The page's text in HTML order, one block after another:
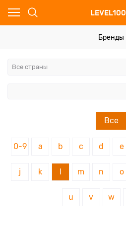
LEVEL100
Бренды
Все
0-9 a b c d e
j k m n o
u v w
Ваш город - Москва,
угадали?